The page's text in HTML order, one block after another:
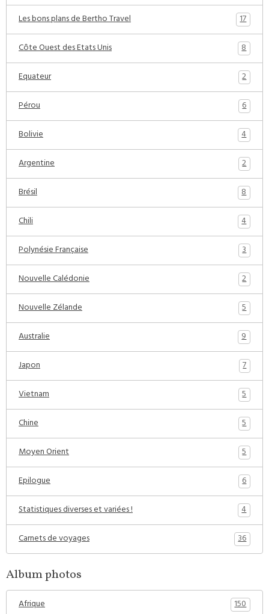
Les bons plans de Bertho Travel
17
Côte Ouest des Etats Unis
8
Equateur
2
Pérou
6
Bolivie
4
Argentine
2
Brésil
8
Chili
4
Polynésie Française
3
Nouvelle Calédonie
2
Nouvelle Zélande
5
Australie
9
Japon
7
Vietnam
5
Chine
5
Moyen Orient
5
Epilogue
6
Statistiques diverses et variées !
4
Carnets de voyages
36
Album photos
Afrique
150